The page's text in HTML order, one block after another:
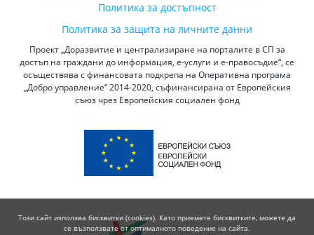
Политика за достъпност
Политика за защита на личните данни
Проект „Доразвитие и централизиране на порталите в СП за
достъп на граждани до информация, е-услуги и е-правосъдие“, се
осъществява с финансовата подкрепа на Оперативна програма
„Добро управление“ 2014-2020, съфинансирана от Европейския
съюз чрез Европейския социален фонд
Този сайт използва бисквитки (cookies). Като приемете бисквитките, можете да
се възползвате от оптималното поведение на сайта.